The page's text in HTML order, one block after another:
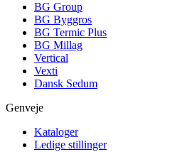
BG Group
BG Byggros
BG Termic Plus
BG Millag
Vertical
Vexti
Dansk Sedum
Genveje
Kataloger
Ledige stillinger